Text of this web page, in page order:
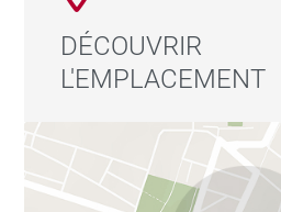
DÉCOUVRIR
L'EMPLACEMENT